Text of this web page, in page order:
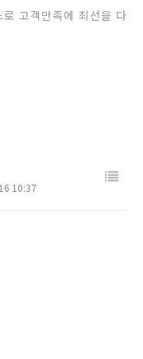
고객만족에 최선을 다
10:37